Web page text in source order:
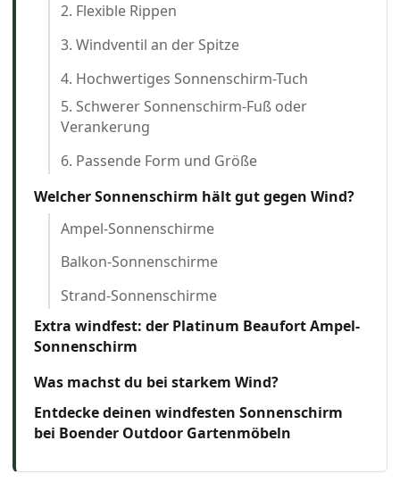
2. Flexible Rippen
3. Windventil an der Spitze
4. Hochwertiges Sonnenschirm-Tuch
5. Schwerer Sonnenschirm-Fuß oder
Verankerung
6. Passende Form und Größe
Welcher Sonnenschirm hält gut gegen Wind?
Ampel-Sonnenschirme
Balkon-Sonnenschirme
Strand-Sonnenschirme
Extra windfest: der Platinum Beaufort Ampel-
Sonnenschirm
Was machst du bei starkem Wind?
Entdecke deinen windfesten Sonnenschirm
bei Boender Outdoor Gartenmöbeln